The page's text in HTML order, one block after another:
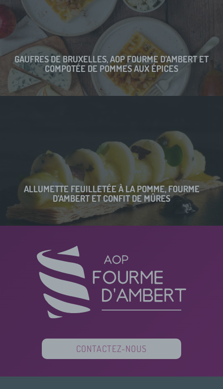
GAUFRES DE BRUXELLES, AOP FOURME D’AMBERT ET
COMPOTÉE DE POMMES AUX ÉPICES
ALLUMETTE FEUILLETÉE À LA POMME, FOURME
D’AMBERT ET CONFIT DE MÛRES
CONTACTEZ-NOUS